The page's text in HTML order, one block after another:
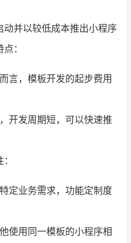
并以较低成本推出小程序
：
言，模板开发的起步费用
开发周期短，可以快速推
定业务需求，功能定制度
使用同一模板的小程序相